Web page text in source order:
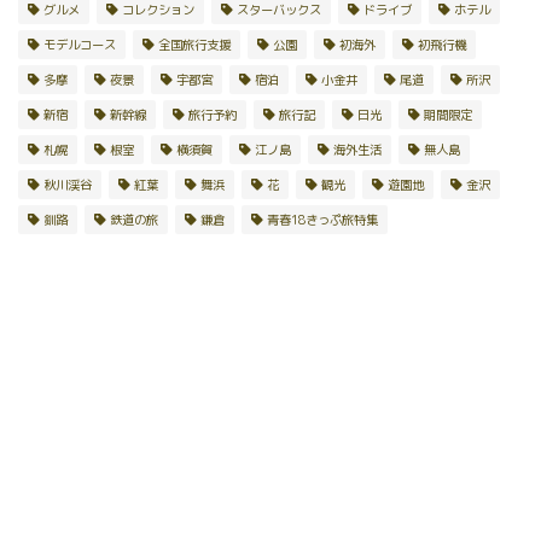
グルメ コレクション スターバックス ドライブ ホテル
モデルコース 全国旅行支援 公園 初海外 初飛行機
多摩 夜景 宇都宮 宿泊 小金井 尾道 所沢
新宿 新幹線 旅行予約 旅行記 日光 期間限定
札幌 根室 横須賀 江ノ島 海外生活 無人島
秋川渓谷 紅葉 舞浜 花 観光 遊園地 金沢
釧路 鉄道の旅 鎌倉 青春18きっぷ旅特集